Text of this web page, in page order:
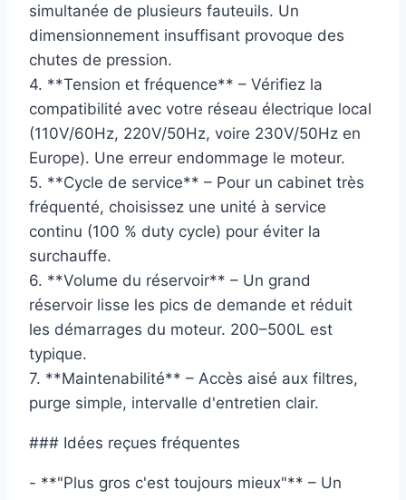
simultanée de plusieurs fauteuils. Un
dimensionnement insuffisant provoque des
chutes de pression.
4. **Tension et fréquence** – Vérifiez la
compatibilité avec votre réseau électrique local
(110V/60Hz, 220V/50Hz, voire 230V/50Hz en
Europe). Une erreur endommage le moteur.
5. **Cycle de service** – Pour un cabinet très
fréquenté, choisissez une unité à service
continu (100 % duty cycle) pour éviter la
surchauffe.
6. **Volume du réservoir** – Un grand
réservoir lisse les pics de demande et réduit
les démarrages du moteur. 200–500L est
typique.
7. **Maintenabilité** – Accès aisé aux filtres,
purge simple, intervalle d'entretien clair.
### Idées reçues fréquentes
- **"Plus gros c'est toujours mieux"** – Un